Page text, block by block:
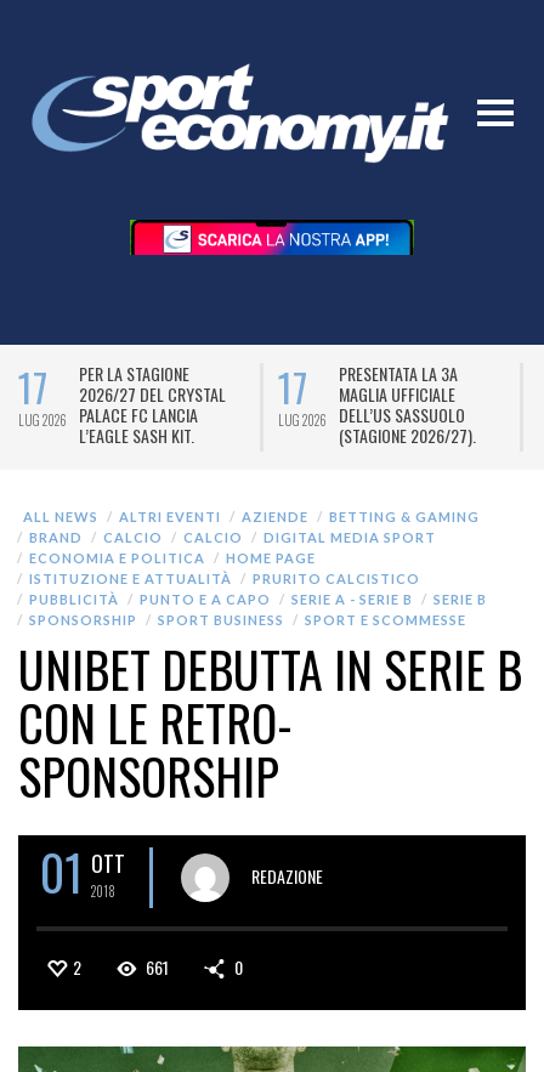
17
LUG 2026
PER LA STAGIONE
2026/27 DEL CRYSTAL
PALACE FC LANCIA
L’EAGLE SASH KIT.
17
LUG 2026
PRESENTATA LA 3A
MAGLIA UFFICIALE
DELL’US SASSUOLO
(STAGIONE 2026/27).
ALL NEWS ALTRI EVENTI AZIENDE
BETTING & GAMING
BRAND
CALCIO CALCIO
DIGITAL MEDIA SPORT
ECONOMIA E POLITICA
HOME PAGE
ISTITUZIONE E ATTUALITÀ
PRURITO CALCISTICO
PUBBLICITÀ
PUNTO E A CAPO SERIE A - SERIE B
SERIE B
SPONSORSHIP
SPORT BUSINESS SPORT E SCOMMESSE
UNIBET DEBUTTA IN SERIE B
CON LE RETRO-
SPONSORSHIP
01 OTT
2018
REDAZIONE
2 661 0